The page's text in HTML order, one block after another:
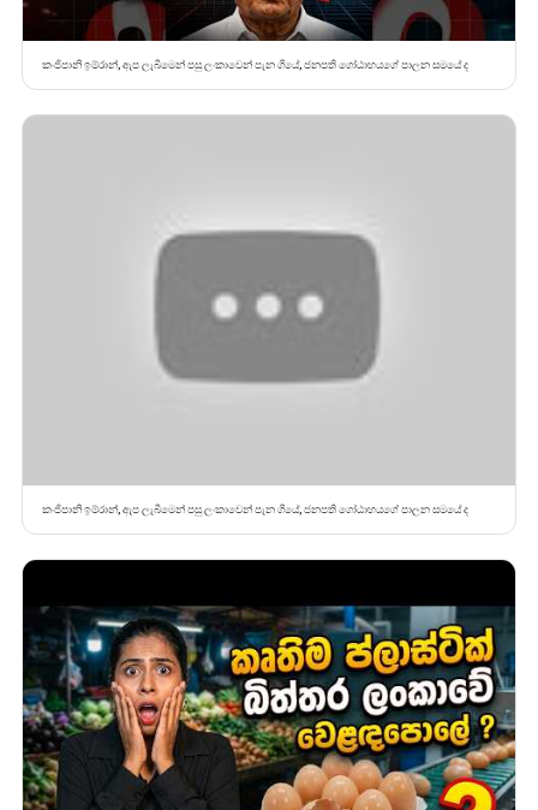
කංජිපානි ඉම්රාන්, ඇප ලැබීමෙන් පසු ලංකාවෙන් පැන ගියේ, ජනපති ගෝඨාභයගේ පාලන සමයේ ද
කංජිපානි ඉම්රාන්, ඇප ලැබීමෙන් පසු ලංකාවෙන් පැන ගියේ, ජනපති ගෝඨාභයගේ පාලන සමයේ ද